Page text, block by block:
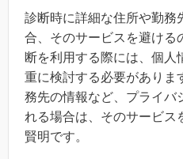
診断時に詳細な住所や勤務
合、そのサービスを避ける
断を利用する際には、個
重に検討する必要がありま
務先の情報など、プライバ
れる場合は、そのサービス
賢明です。